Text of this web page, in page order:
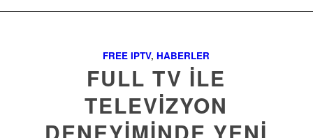
FREE IPTV, HABERLER
FULL TV ILE
TELEVIZYON